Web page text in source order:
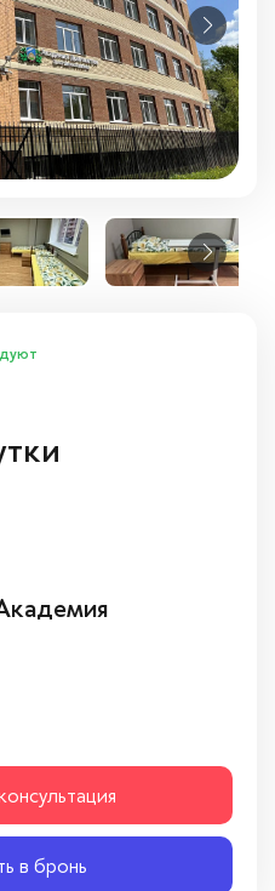
в бронь